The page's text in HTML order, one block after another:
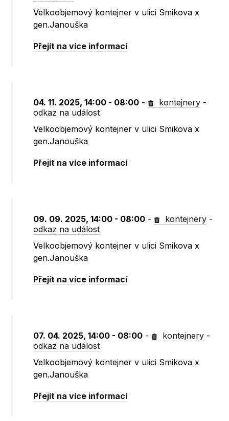
Velkoobjemový kontejner v ulici Smikova x
gen.Janouška
Přejít na více informací
04. 11. 2025, 14:00 - 08:00 - kontejnery -
odkaz na událost
Velkoobjemový kontejner v ulici Smikova x
gen.Janouška
Přejít na více informací
09. 09. 2025, 14:00 - 08:00 - kontejnery -
odkaz na událost
Velkoobjemový kontejner v ulici Smikova x
gen.Janouška
Přejít na více informací
07. 04. 2025, 14:00 - 08:00 - kontejnery -
odkaz na událost
Velkoobjemový kontejner v ulici Smikova x
gen.Janouška
Přejít na více informací